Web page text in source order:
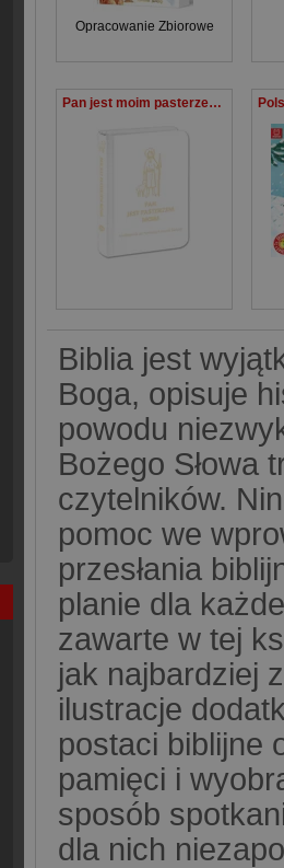
Opracowanie Zbiorowe
Pan jest moim pasterzem oprawa biała Modlitewnik do Pierwszej Komunii Świętej
Biblia jest
Boga, opisuje
powodu
Bożego Słowa
czytelników.
pomoc we
przesłania
planie dla
zawarte w tej
jak najbardziej
ilustracje
postaci biblijne
pamięci i
sposób
dla nich